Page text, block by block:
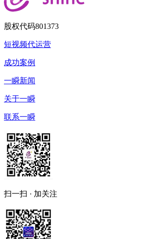
股权代码801373
短视频代运营
成功案例
一瞬新闻
关于一瞬
联系一瞬
扫一扫 · 加关注